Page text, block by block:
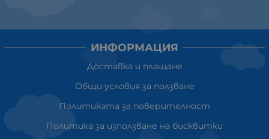
ИНФОРМАЦИЯ
Доставка и плащане
Общи условия за ползване
Политиката за поверителност
Политика за използване на бисквитки